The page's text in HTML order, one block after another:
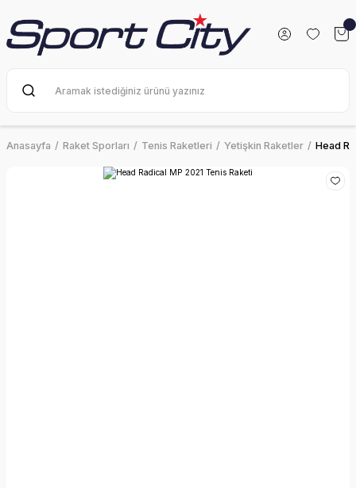
Anasayfa Raket Sporları Tenis Raketleri Yetişkin Raketler Head